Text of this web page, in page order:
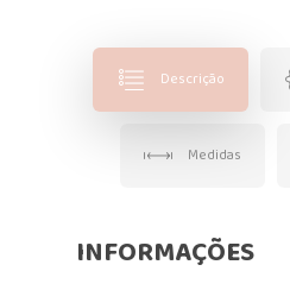
Descrição
Medidas
INFORMAÇÕES